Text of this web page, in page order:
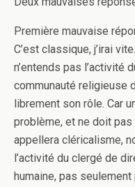
Première mauvaise
C’est classique, j’irai
n’entends pas l’activité
communauté religieuse
librement son rôle. Car
problème, et ne doit pas
appellera cléricalisme,
l’activité du clergé de
humaine, pas